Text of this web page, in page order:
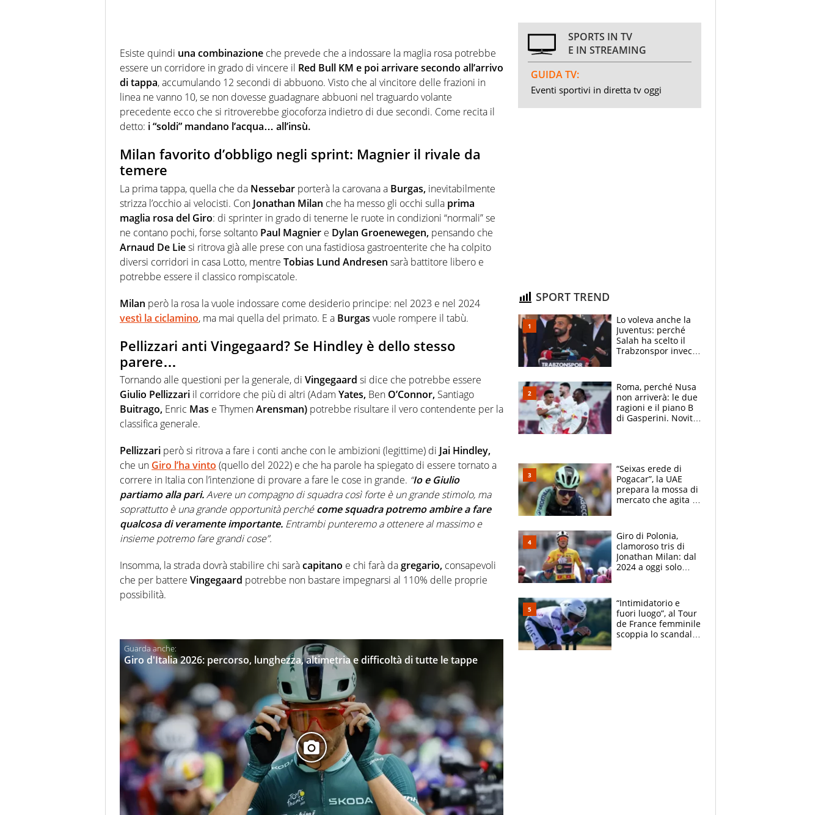
Esiste quindi una combinazione che prevede che a indossare la maglia rosa potrebbe
essere un corridore in grado di vincere il Red Bull KM e poi arrivare secondo all’arrivo
di tappa, accumulando 12 secondi di abbuono. Visto che al vincitore delle frazioni in
linea ne vanno 10, se non dovesse guadagnare abbuoni nel traguardo volante
precedente ecco che si ritroverebbe giocoforza indietro di due secondi. Come recita il
detto: i “soldi” mandano l’acqua… all’insù.
Milan favorito d’obbligo negli sprint: Magnier il rivale da
temere
La prima tappa, quella che da Nessebar porterà la carovana a Burgas, inevitabilmente
strizza l’occhio ai velocisti. Con Jonathan Milan che ha messo gli occhi sulla prima
maglia rosa del Giro: di sprinter in grado di tenerne le ruote in condizioni “normali” se
ne contano pochi, forse soltanto Paul Magnier e Dylan Groenewegen, pensando che
Arnaud De Liesi ritrova già alle prese con una fastidiosa gastroenterite che ha colpito
diversi corridori in casa Lotto, mentre Tobias Lund Andresen sarà battitore libero e
potrebbe essere il classico rompiscatole.
Milan però la rosa la vuole indossare come desiderio principe: nel 2023 e nel 2024
vestì la ciclamino, ma mai quella del primato. E a Burgas vuole rompere il tabù.
Pellizzari anti Vingegaard? Se Hindley è dello stesso
parere…
Tornando alle questioni per la generale, di Vingegaard si dice che potrebbe essere
Giulio Pellizzari il corridore che più di altri (Adam Yates, Ben O’Connor, Santiago
Buitrago, Enric Mas e ThymenArensman) potrebbe risultare il vero contendente per la
classifica generale.
Pellizzari però si ritrova a fare i conti anche con le ambizioni (legittime) di Jai Hindley,
che un Giro l’ha vinto (quello del 2022) e che ha parole ha spiegato di essere tornato a
correre in Italia con l’intenzione di provare a fare le cose in grande. “Io e Giulio
partiamo alla pari.Avere un compagno di squadra così forte è un grande stimolo, ma
soprattutto è una grande opportunità perchécome squadra potremo ambire a fare
qualcosa di veramente importante. Entrambi punteremo a ottenere al massimo e
insieme potremo fare grandi cose”.
Insomma, la strada dovrà stabilire chi saràcapitano e chi farà dagregario, consapevoli
che per battere Vingegaard potrebbe non bastare impegnarsi al 110% delle proprie
possibilità.
Giro d'Italia 2026: percorso, lunghezza, altimetria e difficoltà di tutte le tappe
SPORTS IN TV
E IN STREAMING
GUIDA TV:
Eventi sportivi in diretta tv oggi
SPORT TREND
Lo voleva anche la
Juventus: perché
Salah ha scelto il
Trabzonspor invece
Roma, perché Nusa
non arriverà: le due
ragioni e il piano B
di Gasperini. Novità
“Seixas erede di
Pogacar”, la UAE
prepara la mossa di
mercato che agita la
a Burgos
Giro di Polonia,
clamoroso tris di
Jonathan Milan: dal
2024 a oggi solo
e Skerl
“Intimidatorio e
fuori luogo”, al Tour
de France femminile
scoppia lo scandalo: